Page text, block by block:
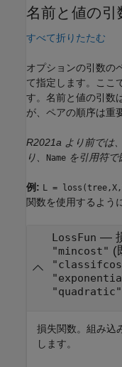
名前と値の引
すべて折りたたむ
オプションの引数の
て指定します。ここ
す。名前と値の引数
が、ペアの順序は重
R2021a より前では
り、
Name を引用符で
例: L =
関数を使用するよう
LossFun —
"mincost" (
"quadratic"
損失関数。組み込
します。